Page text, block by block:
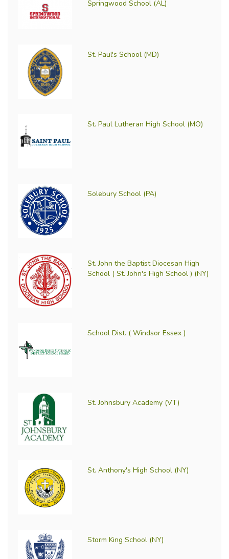
Springwood School (AL)
St. Paul's School (MD)
St. Paul Lutheran High School (MO)
Solebury School (PA)
St. John the Baptist Diocesan High
School ( St. John's High School ) (NY)
School Dist. ( Windsor Essex )
St. Johnsbury Academy (VT)
St. Anthony's High School (NY)
Storm King School (NY)